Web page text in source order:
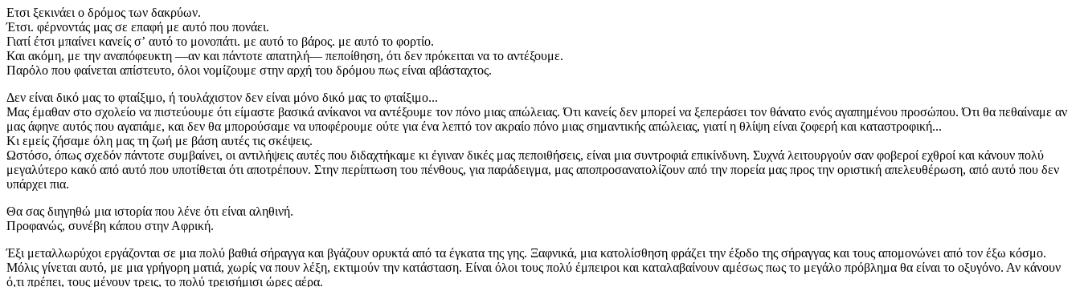
Ετσι ξεκινάει ο δρόμος των δακρύων.
Έτσι. φέρνοντάς μας σε επαφή με αυτό που πονάει.
Γιατί έτσι μπαίνει κανείς σʼ αυτό το μονοπάτι. με αυτό το βάρος. με αυτό το φορτίο.
Και ακόμη, με την αναπόφευκτη —αν και πάντοτε απατηλή— πεποίθηση, ότι δεν πρόκειται να το αντέξουμε.
Παρόλο που φαίνεται απίστευτο, όλοι νομίζουμε στην αρχή του δρόμου πως είναι αβάσταχτος.
Δεν είναι δικό μας το φταίξιμο, ή τουλάχιστον δεν είναι μόνο δικό μας το φταίξιμο...
Μας έμαθαν στο σχολείο να πιστεύουμε ότι είμαστε βασικά ανίκανοι να αντέξουμε τον πόνο μιας απώλειας. Ότι κανείς δεν μπορεί να ξεπεράσει τον θάνατο ενός αγαπημένου προσώπου. Ότι θα πεθαίναμε αν
μας άφηνε αυτός που αγαπάμε, και δεν θα μπορούσαμε να υποφέρουμε ούτε για ένα λεπτό τον ακραίο πόνο μιας σημαντικής απώλειας, γιατί η θλίψη είναι ζοφερή και καταστροφική...
Κι εμείς ζήσαμε όλη μας τη ζωή με βάση αυτές τις σκέψεις.
Ωστόσο, όπως σχεδόν πάντοτε συμβαίνει, οι αντιλήψεις αυτές που διδαχτήκαμε κι έγιναν δικές μας πεποιθήσεις, είναι μια συντροφιά επικίνδυνη. Συχνά λειτουργούν σαν φοβεροί εχθροί και κάνουν πολύ
μεγαλύτερο κακό από αυτό που υποτίθεται ότι αποτρέπουν. Στην περίπτωση του πένθους, για παράδειγμα, μας αποπροσανατολίζουν από την πορεία μας προς την οριστική απελευθέρωση, από αυτό που δεν
υπάρχει πια.
Θα σας διηγηθώ μια ιστορία που λένε ότι είναι αληθινή.
Προφανώς, συνέβη κάπου στην Αφρική.
Έξι μεταλλωρύχοι εργάζονται σε μια πολύ βαθιά σήραγγα και βγάζουν ορυκτά από τα έγκατα της γης. Ξαφνικά, μια κατολίσθηση φράζει την έξοδο της σήραγγας και τους απομονώνει από τον έξω κόσμο.
Μόλις γίνεται αυτό, με μια γρήγορη ματιά, χωρίς να πουν λέξη, εκτιμούν την κατάσταση. Είναι όλοι τους πολύ έμπειροι και καταλαβαίνουν αμέσως πως το μεγάλο πρόβλημα θα είναι το οξυγόνο. Αν κάνουν
ό,τι πρέπει, τους μένουν τρεις, το πολύ τρεισήμισι ώρες αέρα.